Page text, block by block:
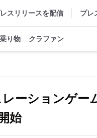
スリリースを配信 プレ
乗り物 クラファン
ーションゲー
始